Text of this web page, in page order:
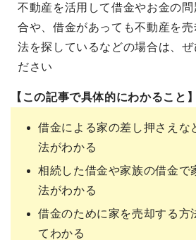
不動産を活用して借金やお金の
合や、借金があっても不動産を
法を探しているなどの場合は、ぜ
ださい
【この記事で具体的にわかること】
借金による家の差し押さえな
法がわかる
相続した借金や家族の借金で
法がわかる
借金のために家を売却する方
てわかる